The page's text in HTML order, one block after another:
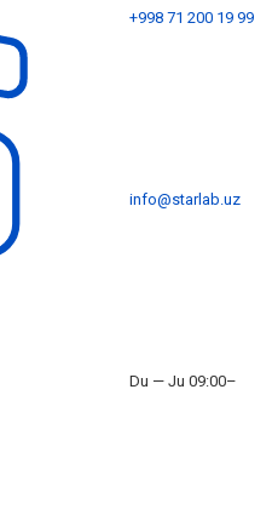
+998 71 200 19 99
info@starlab.uz
Du — Ju 09:00–